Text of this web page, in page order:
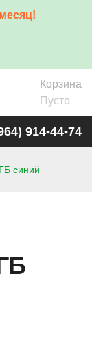
Корзина
Пусто
914-44-74
синий